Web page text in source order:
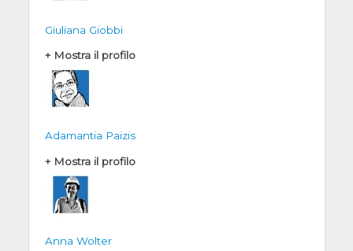
Giuliana Giobbi
+ Mostra il profilo
Adamantia Paizis
+ Mostra il profilo
Anna Wolter